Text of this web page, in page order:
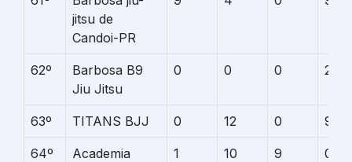
jitsu de
Candoi-PR
62º
Barbosa B9
Jiu Jitsu
0 0 0 22
63º TITANS BJJ 0 12 0 9
64º
Academia
1 10 9 0